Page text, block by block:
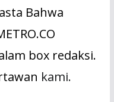
Bahwa
box redaksi.
kami.